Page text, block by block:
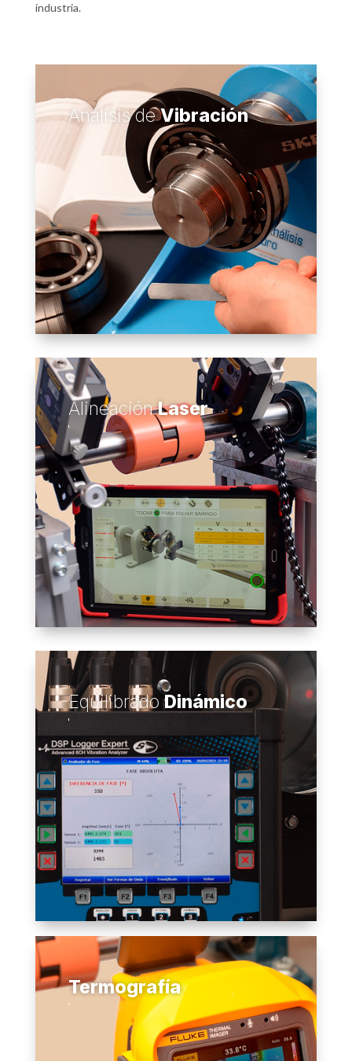
industria.
Análisis de Vibración
Alineación Laser
Equilibrado Dinámico
Termografía